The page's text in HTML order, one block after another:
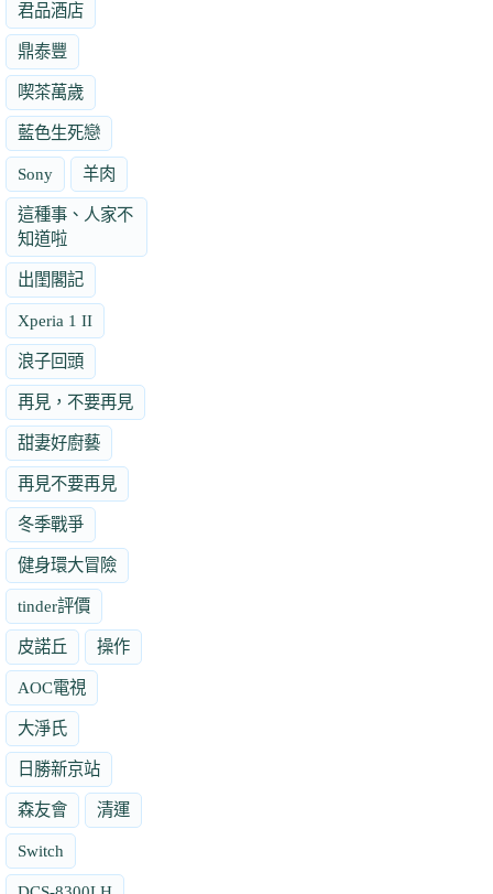
君品酒店
鼎泰豐
喫茶萬歲
藍色生死戀
Sony 羊肉
這種事、人家不
知道啦
出閨閣記
Xperia 1 II
浪子回頭
再見，不要再見
甜妻好廚藝
再見不要再見
冬季戰爭
健身環大冒險
tinder評價
皮諾丘 操作
AOC電視
大淨氏
日勝新京站
森友會 清運
Switch